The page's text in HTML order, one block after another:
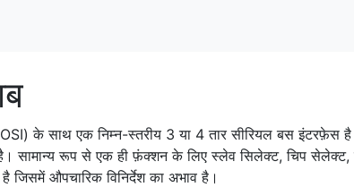
के साथ एक निम्न-स्तरीय 3 या 4 तार सीरियल बस
सामान्य रूप से एक ही फ़ंक्शन के लिए स्लेव सिलेक्ट, चिप
औपचारिक विनिर्देश का अभाव है।